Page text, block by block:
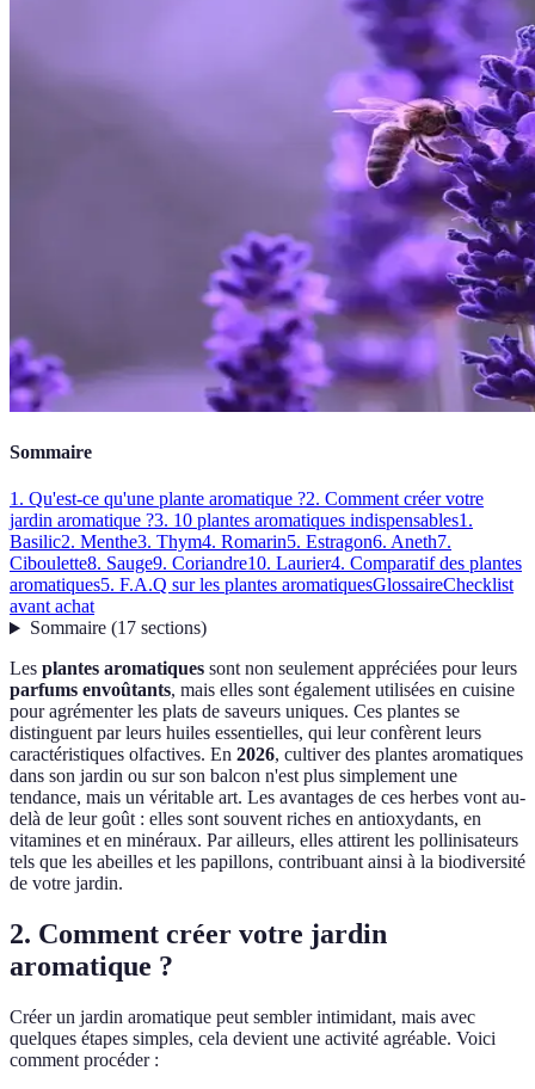
Sommaire
1. Qu'est-ce qu'une plante aromatique ?2. Comment créer votre
jardin aromatique ?3. 10 plantes aromatiques indispensables1.
Basilic2. Menthe3. Thym4. Romarin5. Estragon6. Aneth7.
Ciboulette8. Sauge9. Coriandre10. Laurier4. Comparatif des plantes
aromatiques5. F.A.Q sur les plantes aromatiquesGlossaireChecklist
avant achat
Sommaire(17 sections)
Les plantes aromatiques sont non seulement appréciées pour leurs
parfums envoûtants, mais elles sont également utilisées en cuisine
pour agrémenter les plats de saveurs uniques. Ces plantes se
distinguent par leurs huiles essentielles, qui leur confèrent leurs
caractéristiques olfactives. En 2026, cultiver des plantes aromatiques
dans son jardin ou sur son balcon n'est plus simplement une
tendance, mais un véritable art. Les avantages de ces herbes vont au-
delà de leur goût : elles sont souvent riches en antioxydants, en
vitamines et en minéraux. Par ailleurs, elles attirent les pollinisateurs
tels que les abeilles et les papillons, contribuant ainsi à la biodiversité
de votre jardin.
2. Comment créer votre jardin
aromatique ?
Créer un jardin aromatique peut sembler intimidant, mais avec
quelques étapes simples, cela devient une activité agréable. Voici
comment procéder :